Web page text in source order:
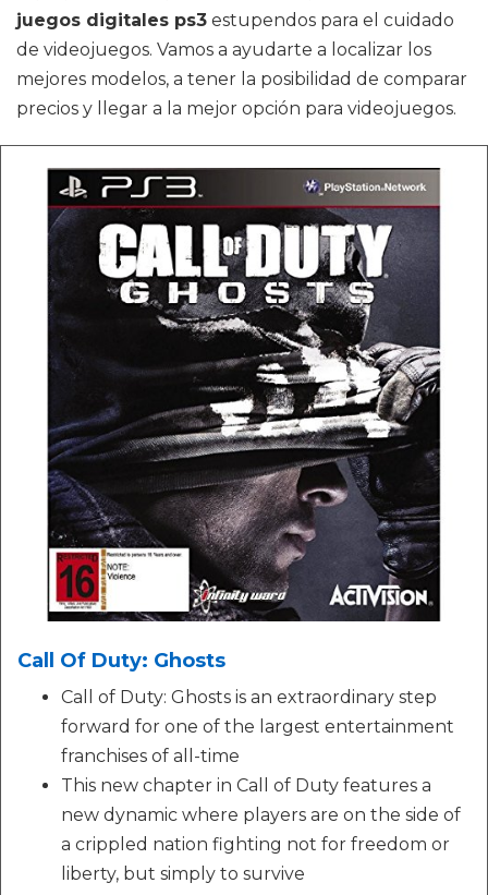
juegos digitales ps3 estupendos para el cuidado
de videojuegos. Vamos a ayudarte a localizar los
mejores modelos, a tener la posibilidad de comparar
precios y llegar a la mejor opción para videojuegos.
Call Of Duty: Ghosts
Call of Duty: Ghosts is an extraordinary step
forward for one of the largest entertainment
franchises of all-time
This new chapter in Call of Duty features a
new dynamic where players are on the side of
a crippled nation fighting not for freedom or
liberty, but simply to survive